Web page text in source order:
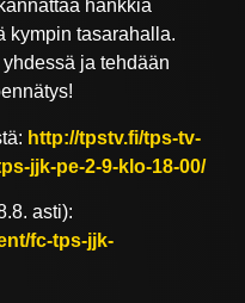
hankkia
kympin tasarahalla.
ja tehdään
http://tpstv.fi/tps-tv-
jjk-pe-2-9-klo-18-00/
asti):
fc-tps-jjk-